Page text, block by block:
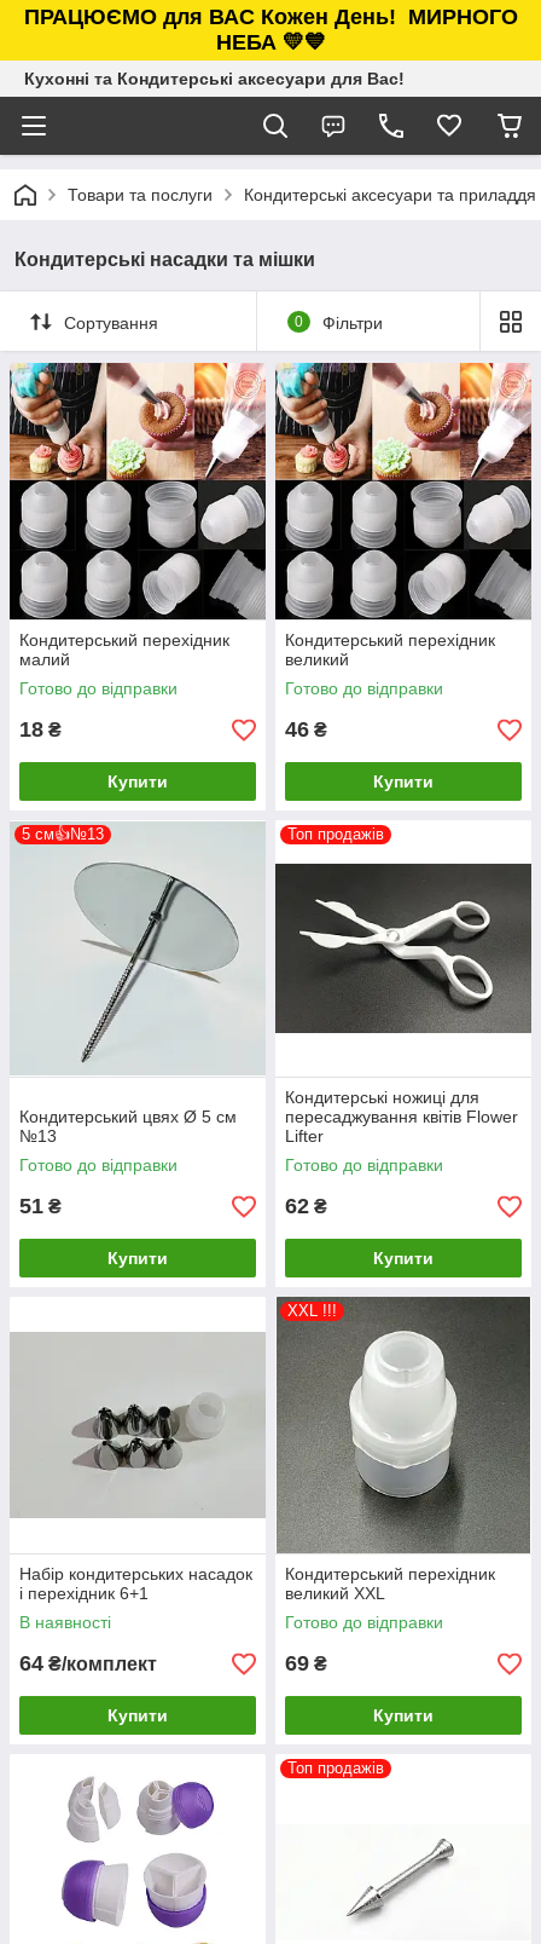
ПРАЦЮЄМО для ВАС Кожен День! МИРНОГО
НЕБА 💛💙
Кухонні та Кондитерські аксесуари для Вас!
Товари та послуги Кондитерські аксесуари та приладдя
Кондитерські насадки та мішки
Сортування 0 Фільтри
Кондитерський перехідник
малий
Готово до відправки
18 ₴
Купити
Кондитерський перехідник
великий
Готово до відправки
46 ₴
Купити
5 см👍№13
Кондитерський цвях Ø 5 см
№13
Готово до відправки
51 ₴
Купити
Топ продажів
Кондитерські ножиці для
пересаджування квітів Flower
Lifter
Готово до відправки
62 ₴
Купити
Набір кондитерських насадок
і перехідник 6+1
В наявності
64 ₴/комплект
Купити
ХХL !!!
Кондитерський перехідник
великий ХХL
Готово до відправки
69 ₴
Купити
Топ продажів